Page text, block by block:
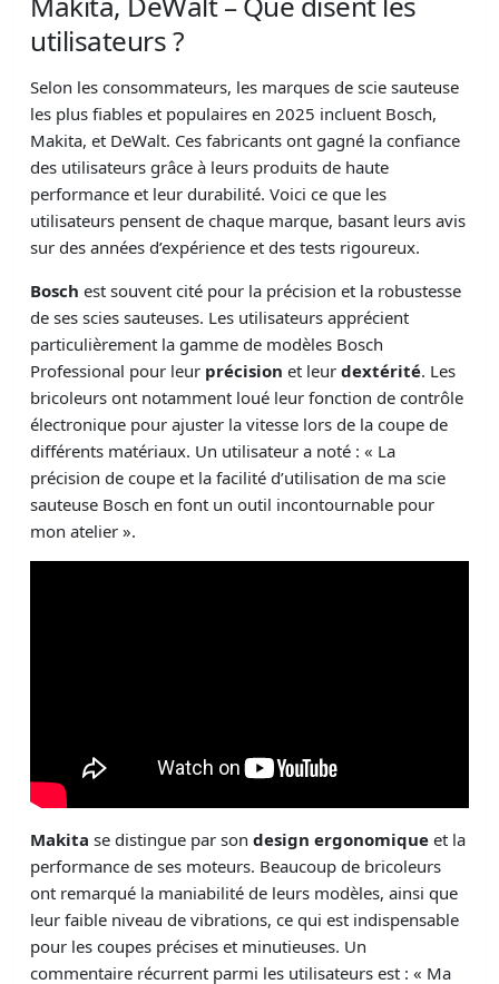
utilisateurs ?
Selon les consommateurs, les marques de scie sauteuse
les plus fiables et populaires en 2025 incluent Bosch,
Makita, et DeWalt. Ces fabricants ont gagné la confiance
des utilisateurs grâce à leurs produits de haute
performance et leur durabilité. Voici ce que les
utilisateurs pensent de chaque marque, basant leurs avis
sur des années d’expérience et des tests rigoureux.
Bosch est souvent cité pour la précision et la robustesse
de ses scies sauteuses. Les utilisateurs apprécient
particulièrement la gamme de modèles Bosch
Professional pour leur précision et leur dextérité. Les
bricoleurs ont notamment loué leur fonction de contrôle
électronique pour ajuster la vitesse lors de la coupe de
différents matériaux. Un utilisateur a noté : « La
précision de coupe et la facilité d’utilisation de ma scie
sauteuse Bosch en font un outil incontournable pour
mon atelier ».
Makita se distingue par son design ergonomique et la
performance de ses moteurs. Beaucoup de bricoleurs
ont remarqué la maniabilité de leurs modèles, ainsi que
leur faible niveau de vibrations, ce qui est indispensable
pour les coupes précises et minutieuses. Un
commentaire récurrent parmi les utilisateurs est : « Ma